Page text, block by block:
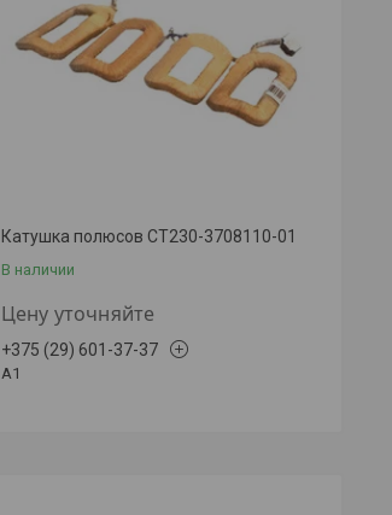
Катушка полюсов СТ230-3708110-01
В наличии
Цену уточняйте
+375 (29) 601-37-37
A1